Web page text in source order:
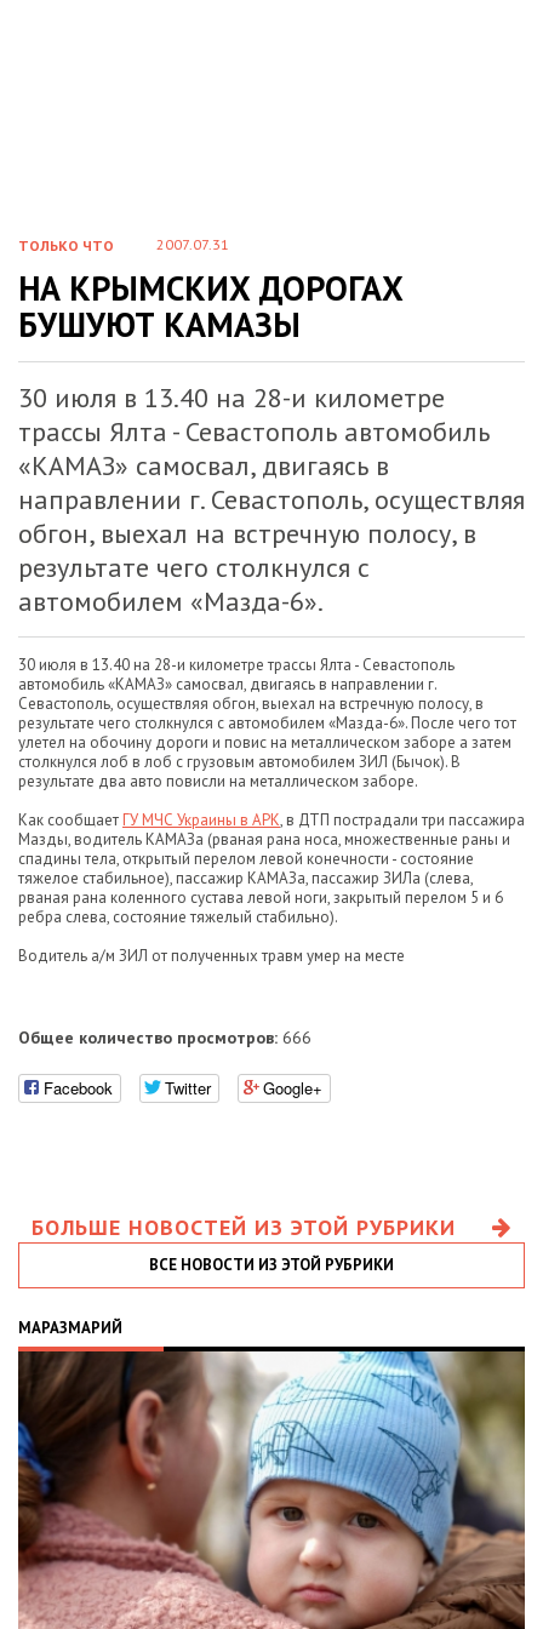
ТОЛЬКО ЧТО 2007.07.31
НА КРЫМСКИХ ДОРОГАХ
БУШУЮТ КАМАЗЫ
30 июля в 13.40 на 28-и километре
трассы Ялта - Севастополь автомобиль
«КАМАЗ» самосвал, двигаясь в
направлении г. Севастополь, осуществляя
обгон, выехал на встречную полосу, в
результате чего столкнулся с
автомобилем «Мазда-6».
30 июля в 13.40 на 28-и километре трассы Ялта - Севастополь
автомобиль «КАМАЗ» самосвал, двигаясь в направлении г.
Севастополь, осуществляя обгон, выехал на встречную полосу, в
результате чего столкнулся с автомобилем «Мазда-6». После чего тот
улетел на обочину дороги и повис на металлическом заборе а затем
столкнулся лоб в лоб с грузовым автомобилем ЗИЛ (Бычок). В
результате два авто повисли на металлическом заборе.
Как сообщаетГУ МЧС Украины в АРК, в ДТП пострадали три пассажира
Мазды, водитель КАМАЗа (рваная рана носа, множественные раны и
спадины тела, открытый перелом левой конечности - состояние
тяжелое стабильное), пассажир КАМАЗа, пассажир ЗИЛа (слева,
рваная рана коленного сустава левой ноги, закрытый перелом 5 и 6
ребра слева, состояние тяжелый стабильно).
Водитель а/м ЗИЛ от полученных травм умер на месте
Общее количество просмотров: 666
Facebook Twitter Google+
БОЛЬШЕ НОВОСТЕЙ ИЗ ЭТОЙ РУБРИКИ
ВСЕ НОВОСТИ ИЗ ЭТОЙ РУБРИКИ
МАРАЗМАРИЙ